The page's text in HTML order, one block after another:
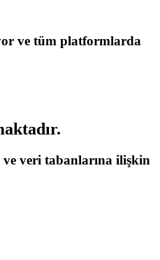
ve tüm platformlarda
ve veri tabanlarına ilişkin